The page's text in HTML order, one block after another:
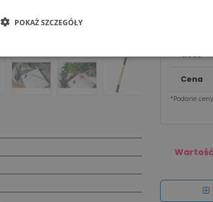
Cena
Ilość
Cena
*Podane
POKAŻ SZCZEGÓŁY